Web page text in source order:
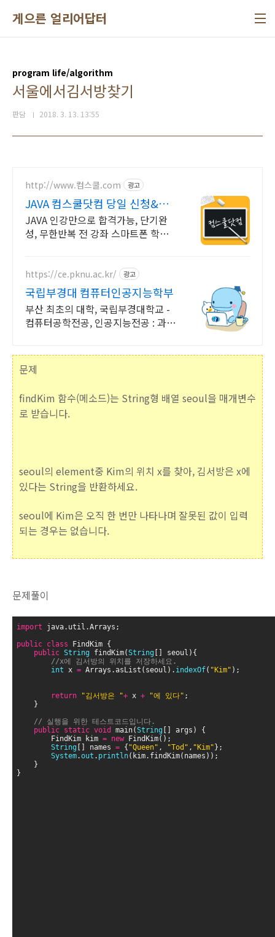
게으른 얼리어답터
program life/algorithm
서울에서김서방찾기
판담 2018. 3. 13. 13:55
http://www.컴스쿨.com 광고
JAVA 컴스쿨닷컴 당일 신청&결
제시 기프티콘!
JAVA 인강만으로 합격가능, 단기완
성, 무한반복 전 강좌 스마트폰 학습
https://ce.pknu.ac.kr/ 광고
국립부경대 컴퓨터인공지능학부
부산 최초의 대학, 국립부경대학교 -
컴퓨터공학전공, 인공지능전공 : 과학
문제
findKim 함수(메소드)는 String형 배열 seoul을 매개변수
로 받습니다.
seoul의 element중 Kim의 위치 x를 찾아, 김서방은 x에
있다는 String을 반환하세요.
seoul에 Kim은 오직 한 번만 나타나며 잘못된 값이 입력
되는 경우는 없습니다.
문제풀이
import java.util.Arrays;
public class FindKim {
public String findKim(String [] seoul){
//x에 김서방의 위치를 저장하세요.
int x = Arrays.asList(seoul). indexOf( "Kim" );
return "김서방은 "+ x + "에 있다" ;
	}
// 실행을 위한 테스트코드입니다.
public static void main(String [] args) {
		FindKim kim
= new FindKim();
String [] names = { "Queen" , "Tod" , "Kim" };
System.out . println(kim.findKim(names));
	}
}